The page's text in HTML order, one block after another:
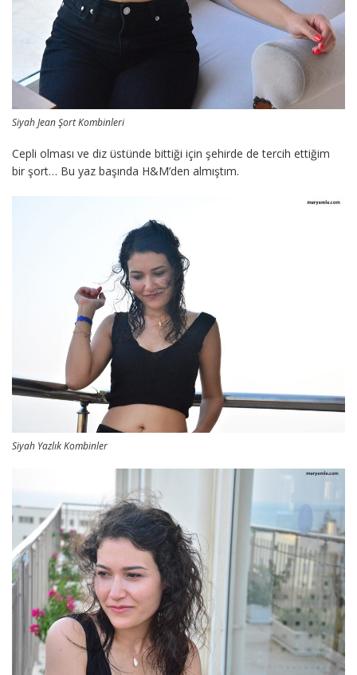
Siyah Jean Şort Kombinleri
Cepli olması ve diz üstünde bittiği için şehirde de tercih ettiğim
bir şort… Bu yaz başında H&M’den almıştım.
Siyah Yazlık Kombinler